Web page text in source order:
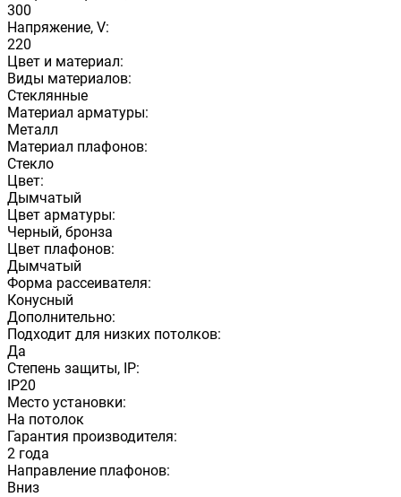
300
Напряжение, V:
220
Цвет и материал:
Виды материалов:
Стеклянные
Материал арматуры:
Металл
Материал плафонов:
Стекло
Цвет:
Дымчатый
Цвет арматуры:
Черный, бронза
Цвет плафонов:
Дымчатый
Форма рассеивателя:
Конусный
Дополнительно:
Подходит для низких потолков:
Да
Степень защиты, IP:
IP20
Место установки:
На потолок
Гарантия производителя:
2 года
Направление плафонов:
Вниз